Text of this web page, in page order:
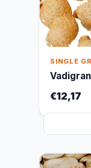
SINGLE
€12,17